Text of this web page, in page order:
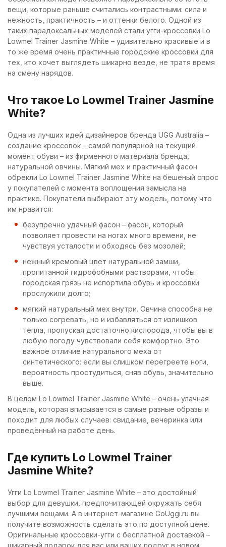
вещи, которые раньше считались контрастными: сила и
нежность, практичность – и оттенки белого. Одной из
таких парадоксальных моделей стали угги-кроссовки Lo
Lowmel Trainer Jasmine White – удивительно красивые и в
то же время очень практичные городские кроссовки для
тех, кто хочет выглядеть шикарно везде, не тратя время
на смену нарядов.
Что такое Lo Lowmel Trainer Jasmine
White?
Одна из лучших идей дизайнеров бренда UGG Australia –
создание кроссовок – самой популярной на текущий
момент обуви – из фирменного материала бренда,
натуральной овчины. Мягкий мех и практичный фасон
обрекли Lo Lowmel Trainer Jasmine White на бешеный спрос
у покупателей с момента воплощения замысла на
практике. Покупатели выбирают эту модель, потому что
им нравится:
безупречно удачный фасон – фасон, который
позволяет провести на ногах много времени, не
чувствуя усталости и обходясь без мозолей;
нежный кремовый цвет натуральной замши,
пропитанной гидрофобными растворами, чтобы
городская грязь не испортила обувь и кроссовки
прослужили долго;
мягкий натуральный мех внутри. Овчина способна не
только согревать, но и избавляться от излишков
тепла, пропуская достаточно кислорода, чтобы вы в
любую погоду чувствовали себя комфортно. Это
важное отличие натурального меха от
синтетического: если вы слишком перегреете ноги,
вероятность простудиться, сняв обувь, значительно
выше.
В целом Lo Lowmel Trainer Jasmine White – очень улачная
модель, которая вписывается в самые разные образы и
походит для любых случаев: свидание, вечеринка или
проведённый на работе день.
Где купить Lo Lowmel Trainer
Jasmine White?
Угги Lo Lowmel Trainer Jasmine White – это достойный
выбор для девушки, предпочитающей окружать себя
лучшими вещами. А в интернет-магазине GoUggi.ru вы
получите возможность сделать это по доступной цене.
Оригинальные кроссовки-угги с бесплатной доставкой –
шикарный подарок для вас или ваших подруг в новом